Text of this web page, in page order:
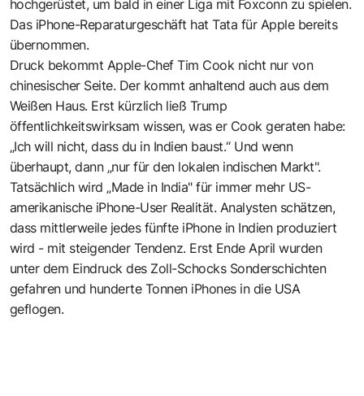
hochgerüstet, um bald in einer Liga mit Foxconn zu spielen.
Das iPhone-Reparaturgeschäft hat Tata für Apple bereits
übernommen.
Druck bekommt Apple-Chef Tim Cook nicht nur von
chinesischer Seite. Der kommt anhaltend auch aus dem
Weißen Haus. Erst kürzlich ließ Trump
öffentlichkeitswirksam wissen, was er Cook geraten habe:
„Ich will nicht, dass du in Indien baust.“ Und wenn
überhaupt, dann „nur für den lokalen indischen Markt".
Tatsächlich wird „Made in India" für immer mehr US-
amerikanische iPhone-User Realität. Analysten schätzen,
dass mittlerweile jedes fünfte iPhone in Indien produziert
wird - mit steigender Tendenz. Erst Ende April wurden
unter dem Eindruck des Zoll-Schocks Sonderschichten
gefahren und hunderte Tonnen iPhones in die USA
geflogen.